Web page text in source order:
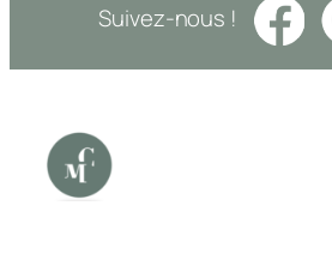
Suivez-nous !